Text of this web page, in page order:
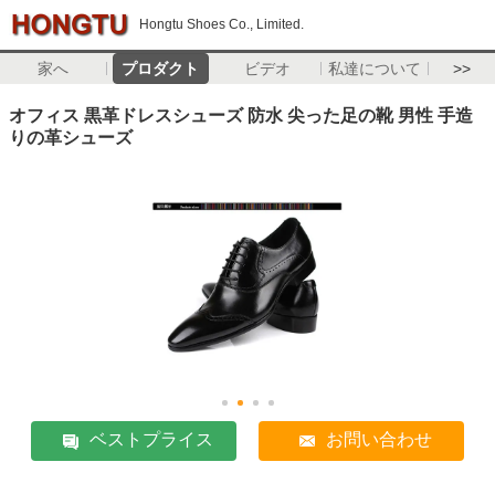
Hongtu Shoes Co., Limited.
家へ プロダクト ビデオ 私達について >>
オフィス 黒革ドレスシューズ 防水 尖った足の靴 男性 手造
りの革シューズ
ベストプライス お問い合わせ